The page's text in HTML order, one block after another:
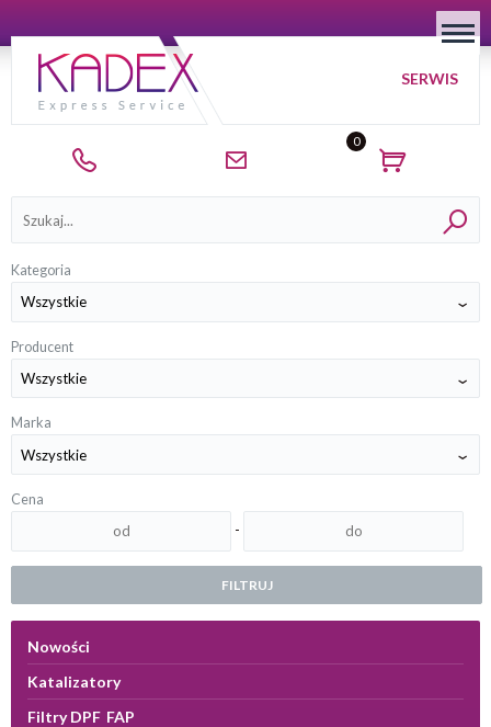
0
SERWIS
Kategoria
Producent
Marka
Cena
-
FILTRUJ
Kategorie
Nowości
Katalizatory
Filtry DPF FAP